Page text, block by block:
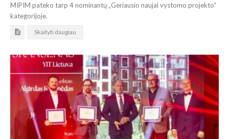
MIPIM pateko tarp 4 nominantų „Geriausio naujai vystomo projekto“
kategorijoje.
Skaityti daugiau